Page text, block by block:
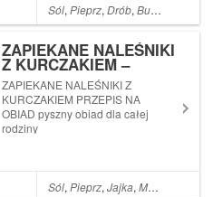
kanał Przepisy Joli na
YouTube (wystarczy kliknąć
YOU...
Sól,Pieprz,Drób,Bułka tarta
ZAPIEKANE NALEŚNIKI
Z KURCZAKIEM –
PRZEPIS NA OBIAD
ZAPIEKANE NALEŚNIKI Z
KURCZAKIEM PRZEPIS NA
OBIAD pyszny obiad dla całej
rodziny
Sól,Pieprz,Jajka,Mąka